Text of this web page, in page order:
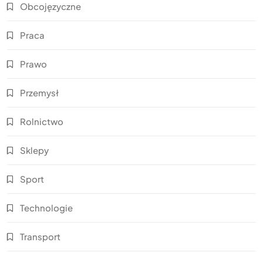
Obcojęzyczne
Praca
Prawo
Przemysł
Rolnictwo
Sklepy
Sport
Technologie
Transport